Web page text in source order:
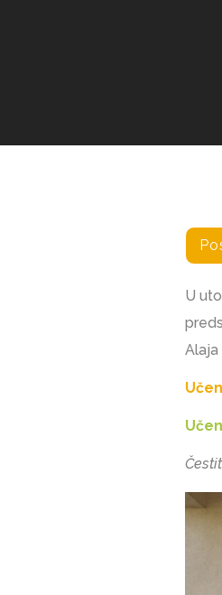
U
Alaja